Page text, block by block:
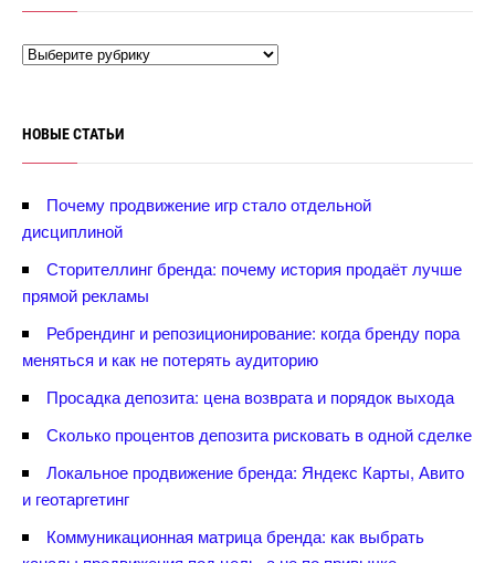
НОВЫЕ СТАТЬИ
Почему продвижение игр стало отдельной
дисциплиной
Сторителлинг бренда: почему история продаёт лучше
прямой рекламы
Ребрендинг и репозиционирование: когда бренду пора
меняться и как не потерять аудиторию
Просадка депозита: цена возврата и порядок выхода
Сколько процентов депозита рисковать в одной сделке
Локальное продвижение бренда: Яндекс Карты, Авито
и геотаргетин
Коммуникационная матрица бренда: как выбрать